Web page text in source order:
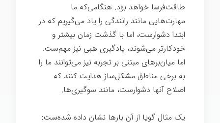
طاقت‌فرسا خواهد بود. هنگامی‌که ما
مهارت‌هایی مانند رانندگی را یاد می‌گیریم که در
ابتدا دشوارست، اما با گذشت زمان بیشتر و
خودکارتر می‌شوند، یادگیری هبی نیز مهم‌ست.
اما میان‌برهای مبتنی بر تجربه نیز می‌توانند ما را
به برخی مناطق مشکل‌ساز هدایت کنند که
اصلاح آنها دشوارست، مانند سوگیری‌ها.
یک مثال گویا از آن بارها نشان داده شده‌ست: